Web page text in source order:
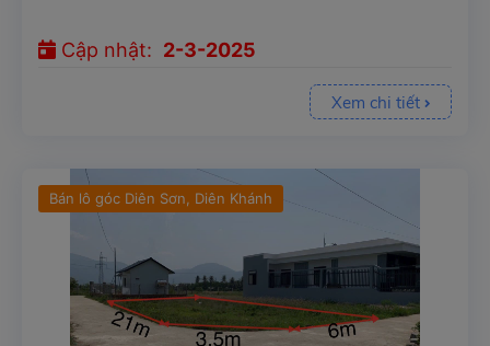
Cập nhật: 2-3-2025
Xem chi tiết
Bán lô góc Diên Sơn, Diên Khánh